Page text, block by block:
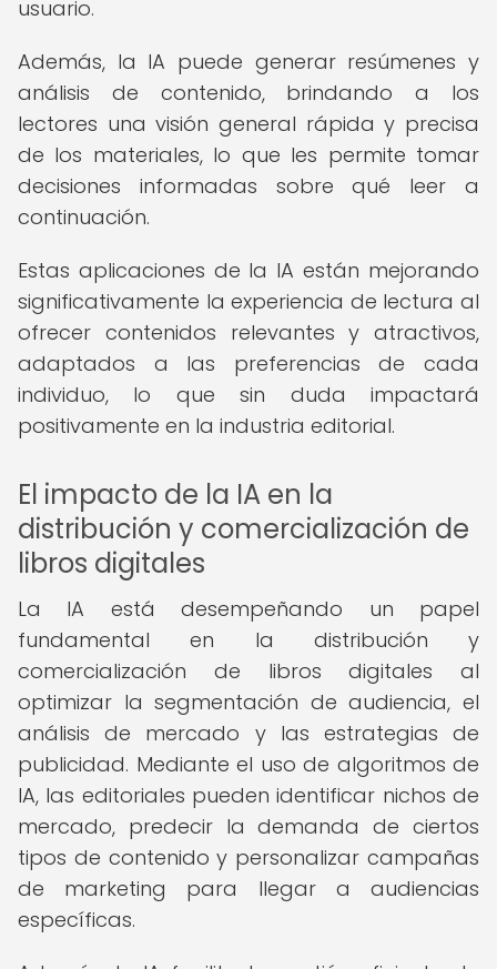
usuario.
Además, la IA puede generar resúmenes y
análisis de contenido, brindando a los
lectores una visión general rápida y precisa
de los materiales, lo que les permite tomar
decisiones informadas sobre qué leer a
continuación.
Estas aplicaciones de la IA están mejorando
significativamente la experiencia de lectura al
ofrecer contenidos relevantes y atractivos,
adaptados a las preferencias de cada
individuo, lo que sin duda impactará
positivamente en la industria editorial.
El impacto de la IA en la
distribución y comercialización de
libros digitales
La IA está desempeñando un papel
fundamental en la distribución y
comercialización de libros digitales al
optimizar la segmentación de audiencia, el
análisis de mercado y las estrategias de
publicidad. Mediante el uso de algoritmos de
IA, las editoriales pueden identificar nichos de
mercado, predecir la demanda de ciertos
tipos de contenido y personalizar campañas
de marketing para llegar a audiencias
específicas.